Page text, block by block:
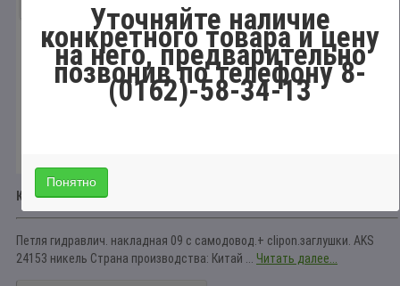
ПОПУЛЯРНЫЙ
Краткое описание
Петля гидравлич. накладная 09 с самодовод.+ clipon.заглушки. AKS
24153 никель Страна производства: Китай ... Читать далее...
Уточняйте наличие
конкретного товара и цену
на него, предварительно
позвонив по телефону 8-
(0162)-58-34-13
Понятно